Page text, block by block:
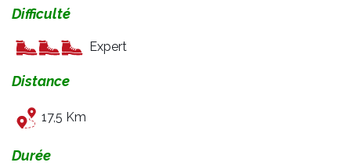
Difficulté
Expert
Distance
17,5 Km
Durée